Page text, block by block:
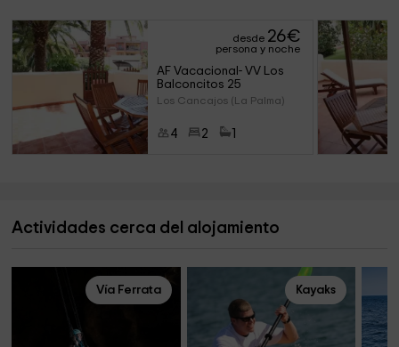
desde 26€
persona y noche
AF Vacacional- VV Los
Balconcitos 25
Los Cancajos (La Palma)
4 2
Actividades cerca del alojamiento
Vía Ferrata Kayaks